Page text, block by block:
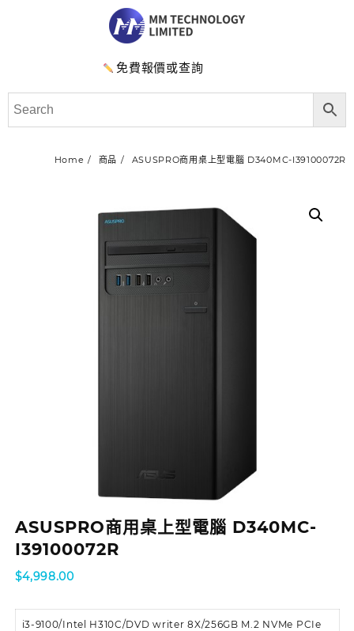
免費報價或查詢
Home 商品 ASUSPRO商用桌上型電腦 D340MC-I39100072R
ASUSPRO商用桌上型電腦 D340MC-
I39100072R
$4,998.00
i3-9100/Intel H310C/DVD writer 8X/256GB M.2 NVMe PCIe